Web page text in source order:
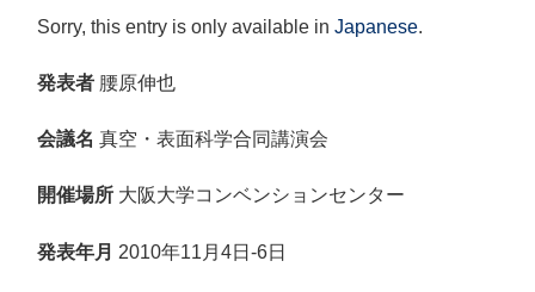
Sorry, this entry is only available in Japanese.
発表者 腰原伸也
会議名 真空・表面科学合同講演会
開催場所 大阪大学コンベンションセンター
発表年月 2010年11月4日-6日